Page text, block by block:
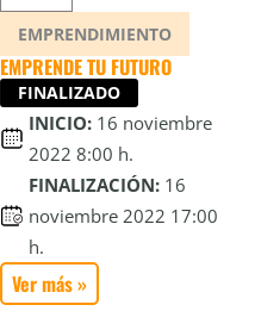
EMPRENDIMIENTO
EMPRENDE TU FUTURO
FINALIZADO
INICIO: 16 noviembre
2022 8:00 h.
FINALIZACIÓN: 16
noviembre 2022 17:00
h.
Ver más »